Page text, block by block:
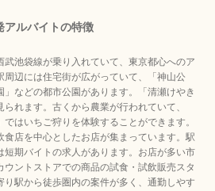
アルバイトの特徴
池袋線が乗り入れていて、東京都心へのア
辺には住宅街が広がっていて、「神山公
などの都市公園があります。「清瀬けやき
れます。古くから農業が行われていて、
ではいちご狩りを体験することができます。
店を中心としたお店が集まっています。駅
期バイトの求人があります。お店が多い市
ントストアでの商品の試食・試飲販売スタ
り駅から徒歩圏内の案件が多く、通勤しやす